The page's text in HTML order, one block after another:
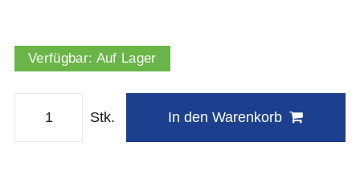
Verfügbar: Auf Lager
Stk. In den Warenkorb